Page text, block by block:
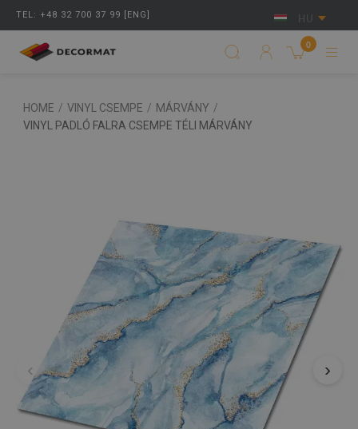
TEL: +48 32 700 37 99 [ENG] HU
0
HOME / VINYL CSEMPE / MÁRVÁNY /
VINYL PADLÓ FALRA CSEMPE TÉLI MÁRVÁNY
‹ ›